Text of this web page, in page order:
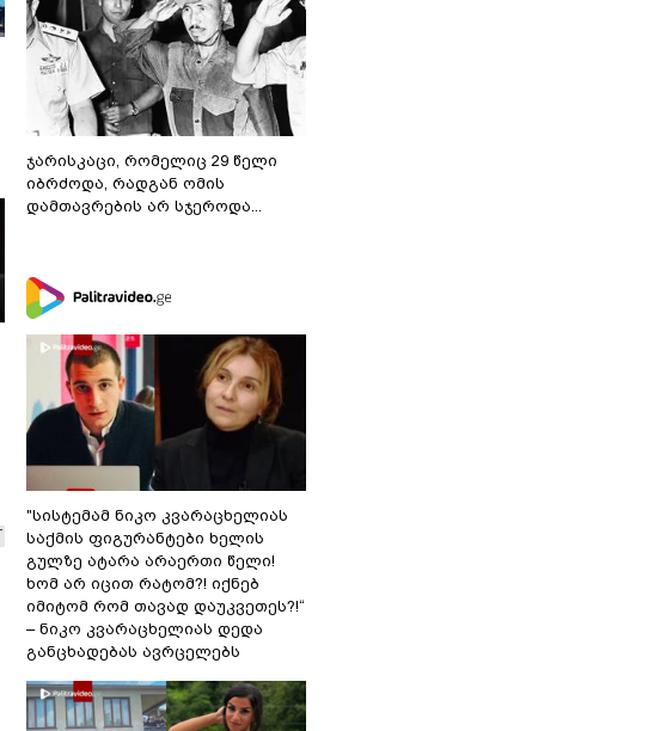
ჯარისკაცი, რომელიც 29 წელი
იბრძოდა, რადგან ომის
დამთავრების არ სჯეროდა...
"სისტემამ ნიკო კვარაცხელიას
საქმის ფიგურანტები ხელის
გულზე ატარა არაერთი წელი!
ხომ არ იცით რატომ?! იქნებ
იმიტომ რომ თავად დაუკვეთეს?!“
– ნიკო კვარაცხელიას დედა
განცხადებას ავრცელებს